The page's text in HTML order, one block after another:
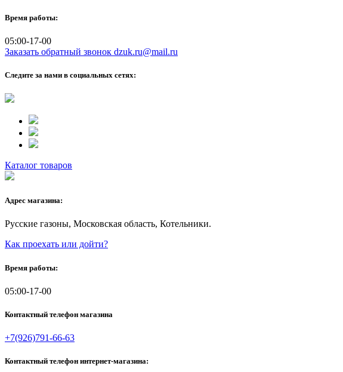
Время работы:
05:00-17-00
Заказать обратный звонок dzuk.ru@mail.ru
Следите за нами в социальных сетях:
Каталог товаров
Адрес магазина:
Русские газоны, Московская область, Котельники.
Как проехать или дойти?
Время работы:
05:00-17-00
Контактный телефон магазина
+7(926)791-66-63
Контактный телефон интернет-магазина: